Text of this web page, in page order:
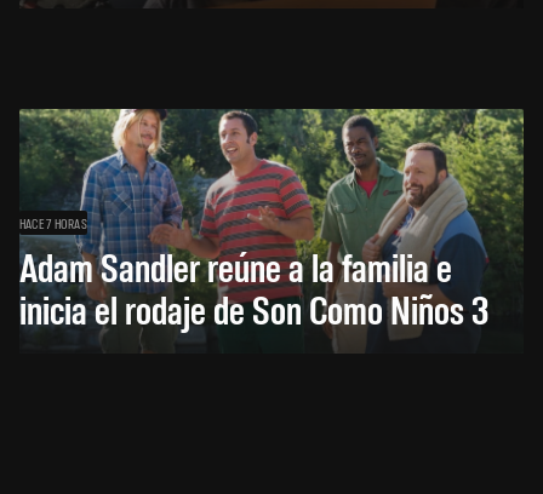
HACE 7 HORAS
Adam Sandler reúne a la familia e
inicia el rodaje de Son Como Niños 3